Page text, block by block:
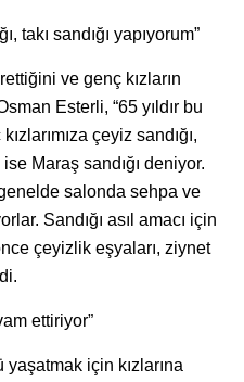
takı sandığı yapıyorum”
ve genç kızların
Esterli, “65 yıldır bu
çeyiz sandığı,
ise Maraş sandığı deniyor.
salonda sehpa ve
Sandığı asıl amacı için
çeyizlik eşyaları, ziynet
ettiriyor”
için kızlarına